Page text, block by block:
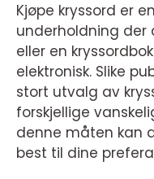
Kjøpe kryssord er
underholdning der
eller en
elektronisk. Slike
stort utvalg av
forskjellige
denne måten kan
best til dine